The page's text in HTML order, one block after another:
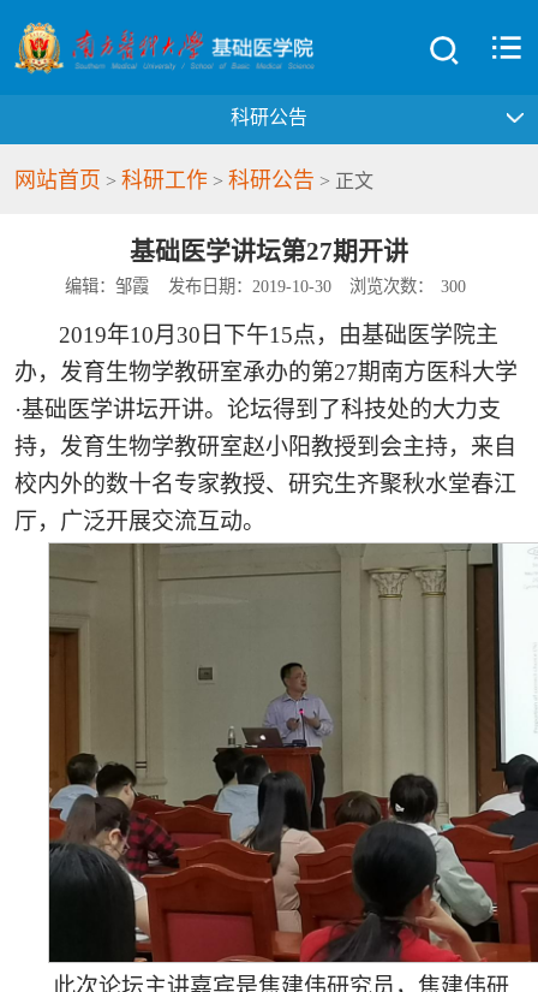
科研公告
网站首页 > 科研工作> 科研公告 > 正文
基础医学讲坛第27期开讲
编辑：邹霞 发布日期：2019-10-30 浏览次数： 300
2019年10月 30 日下午15点，由基础医学院主
办，发育生物学教研室承办的第27期南方医科大学
·基础医学讲坛开讲。论坛得到了科技处的大力支
持，发育生物学教研室赵小阳教授到会主持，来自
校内外的数十名专家教授、研究生齐聚秋水堂春江
厅，广泛开展交流互动。
此次论坛主讲嘉宾是焦建伟研究员，焦建伟研